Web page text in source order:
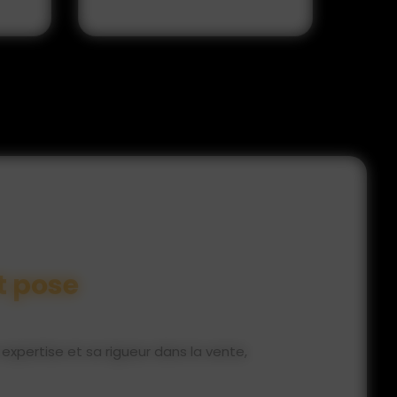
pose
et sa rigueur dans la vente,